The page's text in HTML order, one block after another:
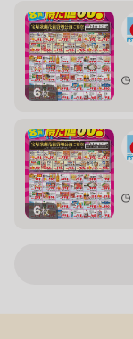
6枚
6枚